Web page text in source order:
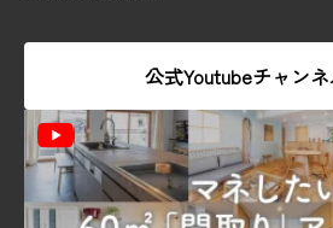
公式Youtubeチャン